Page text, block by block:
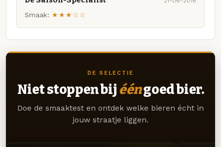
Smaak: ★★★☆☆
DE SELECTIE
Niet stoppen bij ééngoed bier.
Doe de smaaktest en ontdek welke bieren écht in
jouw straatje liggen.